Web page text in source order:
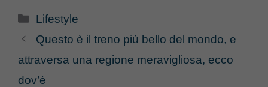
Categorie
Lifestyle
Questo è il treno più bello del mondo, e
attraversa una regione meravigliosa, ecco
dov’è